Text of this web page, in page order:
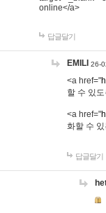
online</a>
답글달기
EMILI 26-
<a href="
할 수 있
<a href="
화할 수
답글달기